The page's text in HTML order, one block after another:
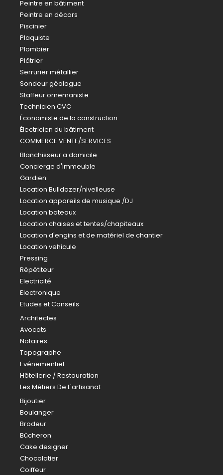
Peintre en bâtiment
Peintre en décors
Piscinier
Plaquiste
Plombier
Plâtrier
Serrurier métallier
Sondeur géologue
Staffeur ornemaniste
Technicien CVC
Économiste de la construction
Électricien du bâtiment
COMMERCE VENTE/SERVICES
Blanchisseur a domicile
Concierge d'immeuble
Gardien
Location Bulldozer/nivelleuse
Location appareils de musique /DJ
Location bateaux
Location chaises et tentes/chapiteaux
Location d'engins et de matériel de chantier
Location vehicule
Pressing
Répétiteur
Electricité
Electronique
Etudes et Conseils
Architectes
Avocats
Notaires
Topographe
Evénementiel
Hôtellerie / Restauration
Les Métiers De L'artisanat
Bijoutier
Boulanger
Brodeur
Bûcheron
Cake designer
Chocolatier
Coiffeur